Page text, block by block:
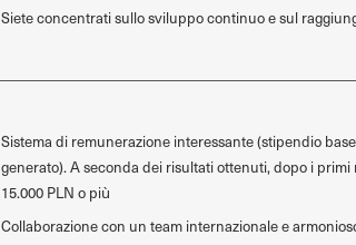
Siete concentrati sullo sviluppo continuo e sul
Sistema di remunerazione interessante (stipendio
generato). A seconda dei risultati ottenuti, dopo i
15.000 PLN o più
Collaborazione con un team internazionale e